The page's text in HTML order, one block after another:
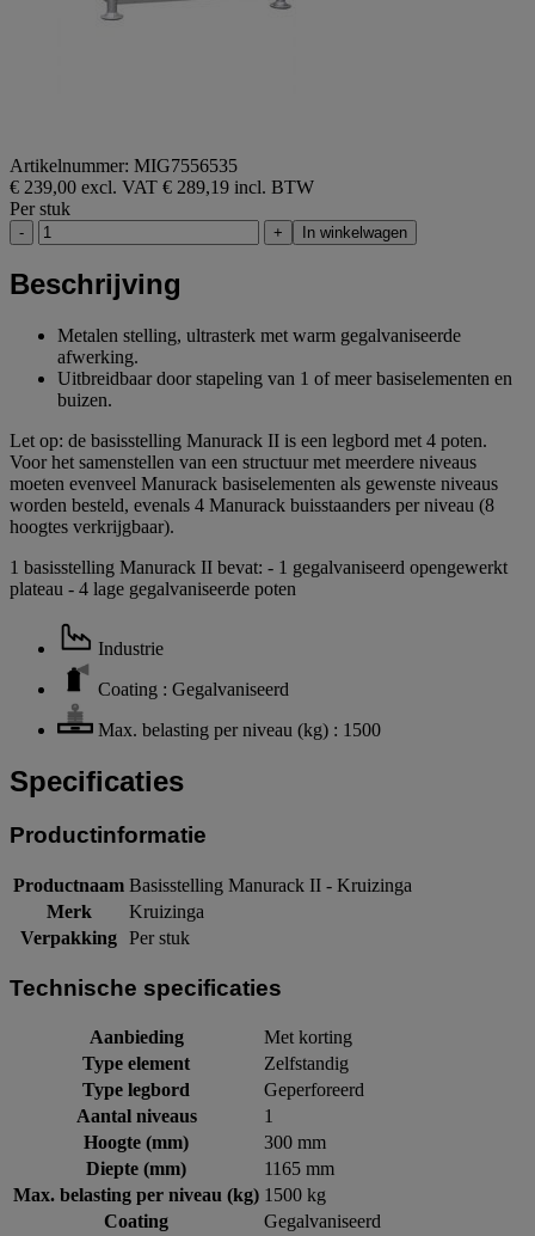
Artikelnummer: MIG7556535
€ 239,00 excl. VAT € 289,19 incl. BTW
Per stuk
- + In winkelwagen
Beschrijving
Metalen stelling, ultrasterk met warm gegalvaniseerde
afwerking.
Uitbreidbaar door stapeling van 1 of meer basiselementen en
buizen.
Let op: de basisstelling Manurack II is een legbord met 4 poten.
Voor het samenstellen van een structuur met meerdere niveaus
moeten evenveel Manurack basiselementen als gewenste niveaus
worden besteld, evenals 4 Manurack buisstaanders per niveau (8
hoogtes verkrijgbaar).
1 basisstelling Manurack II bevat: - 1 gegalvaniseerd opengewerkt
plateau - 4 lage gegalvaniseerde poten
Industrie
Coating : Gegalvaniseerd
Max. belasting per niveau (kg) : 1500
Specificaties
Productinformatie
Productnaam Basisstelling Manurack II - Kruizinga
Merk
Kruizinga
Verpakking Per stuk
Technische specificaties
Aanbieding
Met korting
Type element
Zelfstandig
Type legbord
Geperforeerd
Aantal niveaus
1
Hoogte (mm)
300 mm
Diepte (mm)
1165 mm
Max. belasting per niveau (kg) 1500 kg
Coating
Gegalvaniseerd